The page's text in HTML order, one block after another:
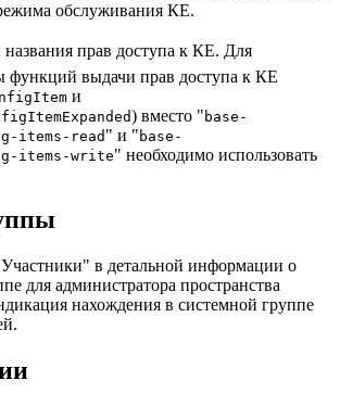
обслуживания КЕ.
прав доступа к КЕ. Для
функций выдачи прав доступа к КЕ
и
) вместо " base-
items-read " и " base-
items-write" необходимо использовать
в детальной информации о
для администратора пространства
нахождения в системной группе